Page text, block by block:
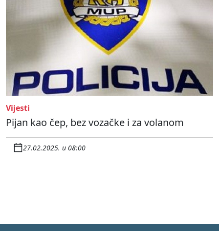
Vijesti
Pijan kao čep, bez vozačke i za volanom
27.02.2025. u 08:00